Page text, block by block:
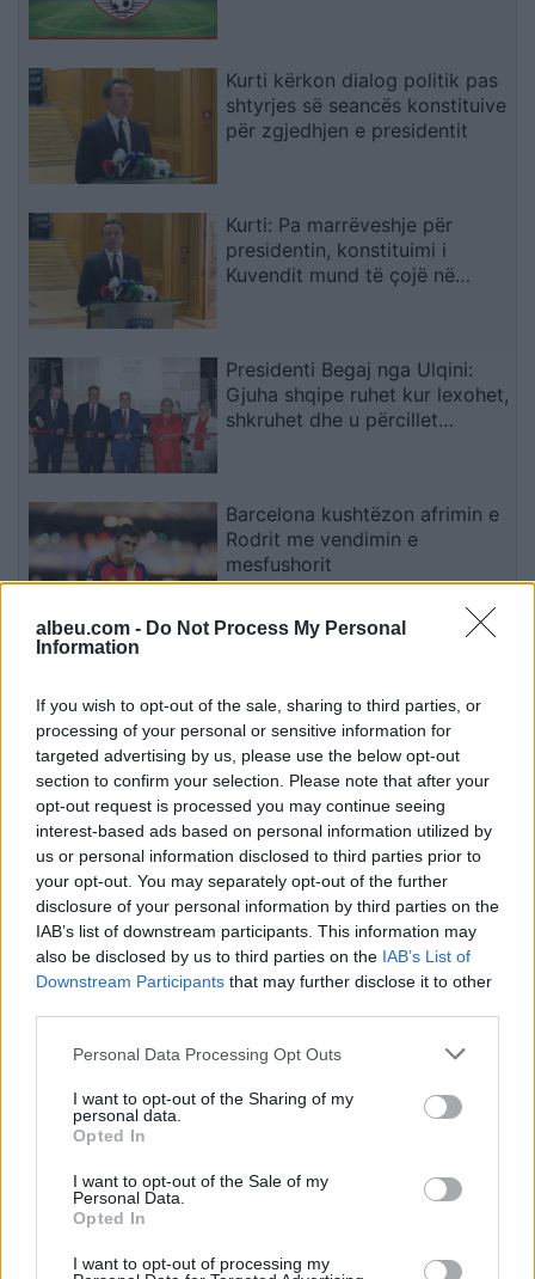
albeu.com - Do Not Process My Personal
Information
If you wish to opt-out of the sale, sharing to third parties, or
processing of your personal or sensitive information for
targeted advertising by us, please use the below opt-out
section to confirm your selection. Please note that after your
opt-out request is processed you may continue seeing
interest-based ads based on personal information utilized by
us or personal information disclosed to third parties prior to
your opt-out. You may separately opt-out of the further
disclosure of your personal information by third parties on the
IAB’s list of downstream participants. This information may
also be disclosed by us to third parties on the IAB’s List of
Downstream Participants that may further disclose it to other
Personal Data Processing Opt Outs
I want to opt-out of the Sharing of my
personal data.
Opted In
I want to opt-out of the Sale of my
Personal Data.
Opted In
I want to opt-out of processing my
Kurti kërkon dialog politik pas
shtyrjes së seancës konstituive
për zgjedhjen e presidentit
Kurti: Pa marrëveshje për
presidentin, konstituimi i
Kuvendit mund të çojë në
Presidenti Begaj nga Ulqini:
Gjuha shqipe ruhet kur lexohet,
shkruhet dhe u përcillet
Barcelona kushtëzon afrimin e
Rodrit me vendimin e
mesfushorit
bllokadën e konstituimit të
Kuvendit
Esim for USA|Esim for Italy| Esim for Spain|Esim